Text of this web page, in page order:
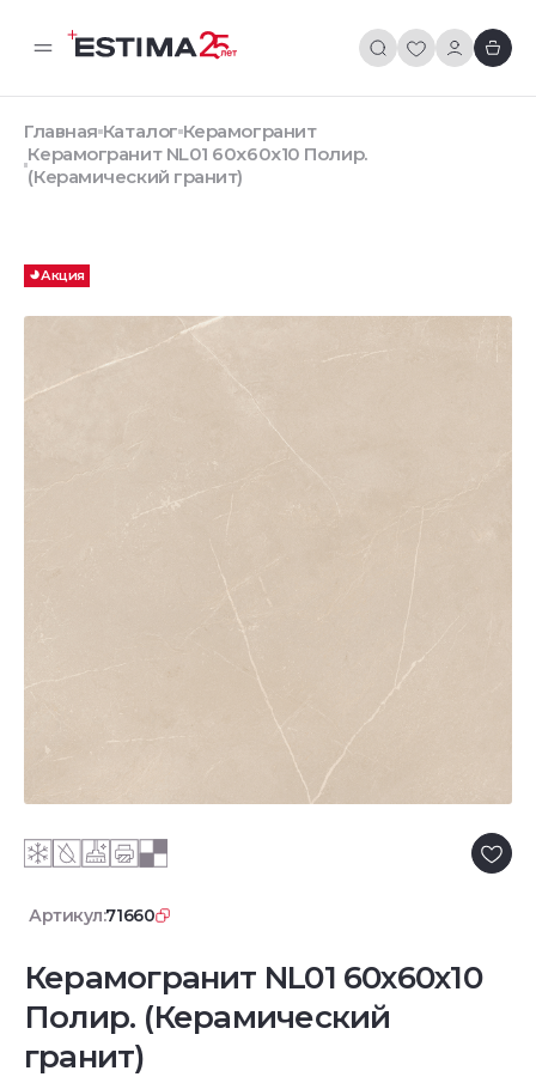
Главная Каталог Керамогранит
Керамогранит NL01 60x60x10 Полир.
(Керамический гранит)
Акция
Артикул:71660
Керамогранит NL01 60x60x10
Полир. (Керамический
гранит)